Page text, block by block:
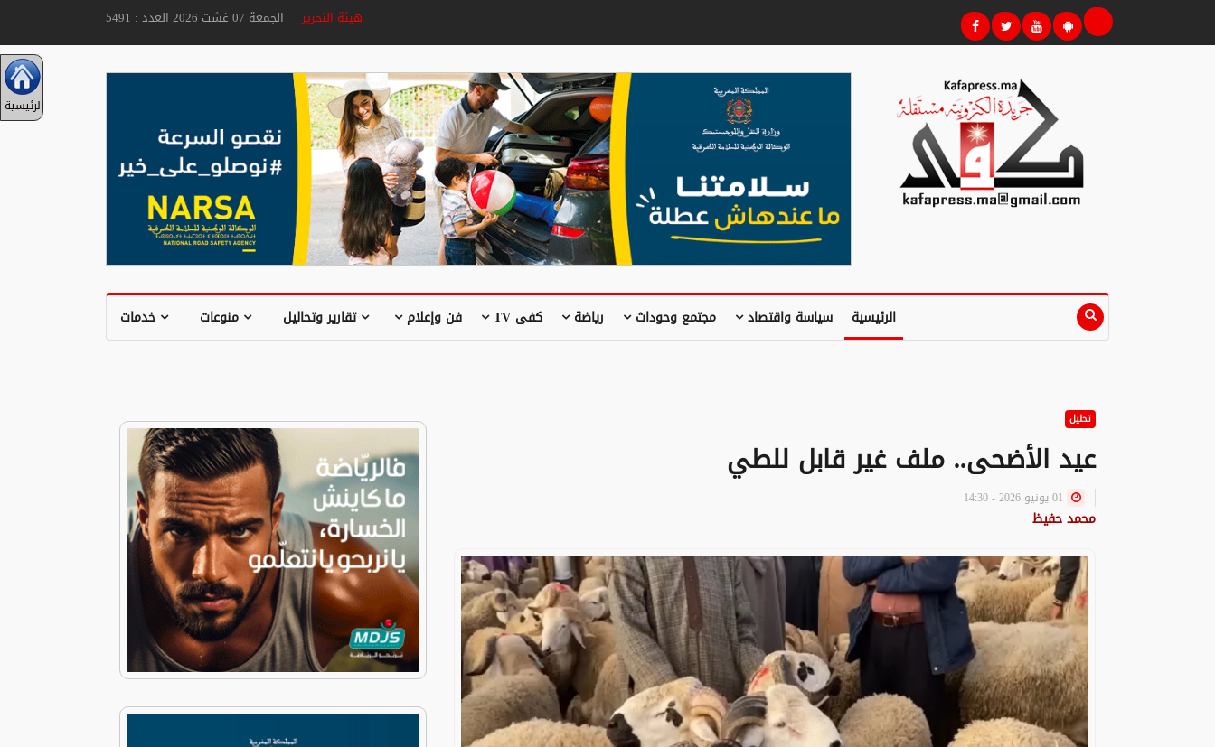
هيئة التحريرالجمعة 07 غشت 2026 العدد : 5491
الرئيسية سياسة واقتصاد مجتمع وحوداث رياضة كفى TV فن وإعلام تقارير وتحاليل منوعات خدمات
الرئيسية
تحليل
عيد الأضحى.. ملف غير قابل للطي
محمد حفيظ